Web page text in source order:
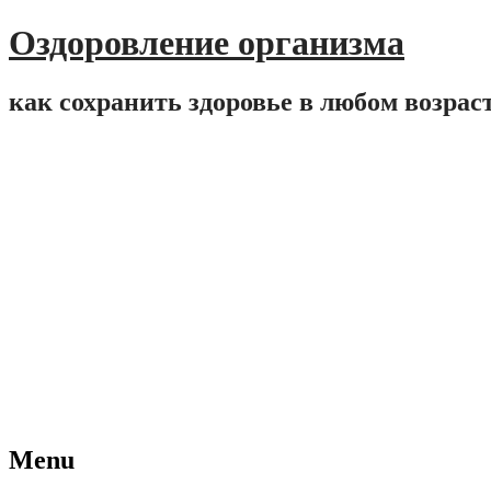
Оздоровление организма
как сохранить здоровье в любом
Menu